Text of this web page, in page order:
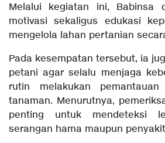
Melalui kegiatan ini, Babinsa
motivasi sekaligus edukasi
mengelola lahan pertanian
Pada kesempatan tersebut, ia
petani agar selalu menjaga
rutin melakukan
tanaman. Menurutnya,
penting untuk mendeteksi
serangan hama maupun